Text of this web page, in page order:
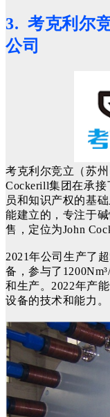
3. 考克利尔
公司
考克利尔竞立（苏
Cockerill集团在承接
员和知识产权的基
能建立的，专注于
售，定位为John
2021年公司生产了
备，参与了
和生产。2022年产
设备的技术和能力。